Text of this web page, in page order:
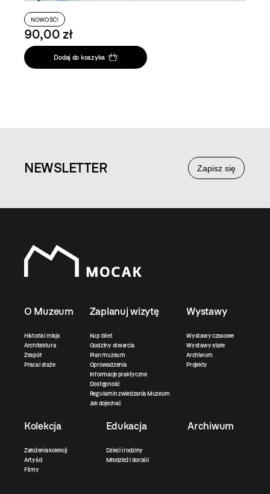
NOWOŚĆ!
90,00 zł
Dodaj do koszyka
Zapisz się
NEWSLETTER
O Muzeum
Historia i misja
Architektura
Zespół
Praca i staże
Zaplanuj wizytę
Kup bilet
Godziny otwarcia
Plan muzeum
Oprowadzenia
Informacje praktyczne
Dostępność
Regulamin zwiedzania Muzeum
Jak dojechać
Wystawy
Wystawy czasowe
Wystawy stałe
Archiwum
Projekty
Kolekcja
Założenia kolekcji
Artyści
Filmy
Edukacja
Dzieci i rodziny
Młodzież i dorośli
Archiwum